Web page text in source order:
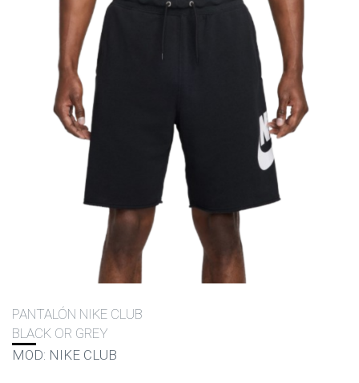
PANTALÓN NIKE CLUB
BLACK OR GREY
MOD: NIKE CLUB